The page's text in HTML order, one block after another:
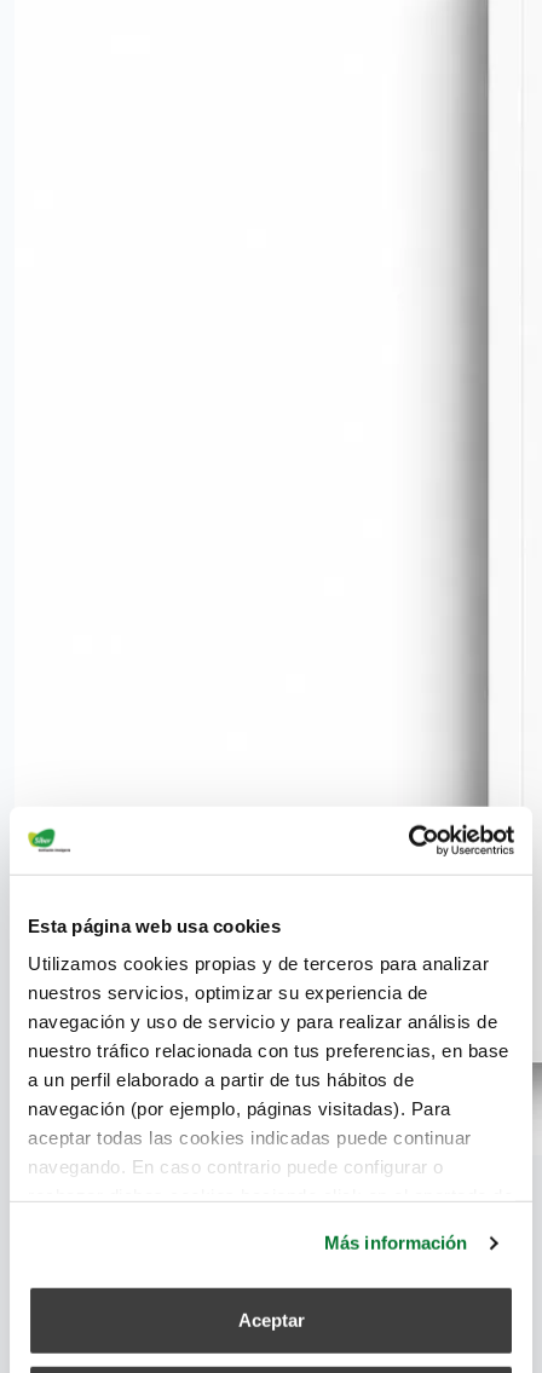
Esta página web usa cookies
Utilizamos cookies propias y de terceros para analizar
nuestros servicios, optimizar su experiencia de
navegación y uso de servicio y para realizar análisis de
nuestro tráfico relacionada con tus preferencias, en base
a un perfil elaborado a partir de tus hábitos de
navegación (por ejemplo, páginas visitadas). Para
aceptar todas las cookies indicadas puede continuar
navegando. En caso contrario puede configurar o
Más información
Aceptar
Siber apresenta uma série de soluções de ventilação
e tratamento do ar focadas na eficiência energética,